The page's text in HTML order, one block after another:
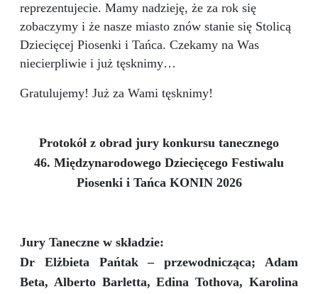
reprezentujecie. Mamy nadzieję, że za rok się
zobaczymy i że nasze miasto znów stanie się Stolicą
Dziecięcej Piosenki i Tańca. Czekamy na Was
niecierpliwie i już tęsknimy…
Gratulujemy! Już za Wami tęsknimy!
Protokół z obrad jury konkursu tanecznego
46. Międzynarodowego Dziecięcego Festiwalu
Piosenki i Tańca KONIN 2026
Jury Taneczne w składzie:
Dr Elżbieta Pańtak – przewodnicząca; Adam
Beta, Alberto Barletta, Edina Tothova, Karolina